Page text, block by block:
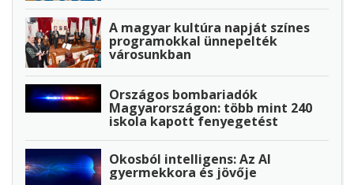
A magyar kultúra napját színes
programokkal ünnepelték
városunkban
Országos bombariadók
Magyarországon: több mint 240
iskola kapott fenyegetést
Okosból intelligens: Az AI
gyermekkora és jövője